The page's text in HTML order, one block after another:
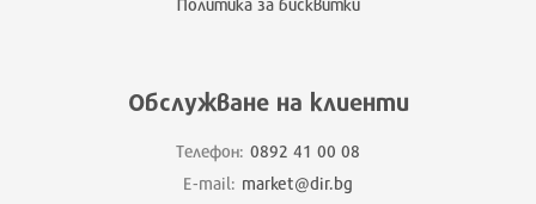
Политика за бисквитки
Обслужване на клиенти
Телефон: 0892 41 00 08
E-mail: market@dir.bg